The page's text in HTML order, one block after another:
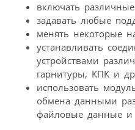
включать
задавать любые
менять некоторые
устанавливать
устройствами
гарнитуры, КПК и
использовать
обмена данными
файловые данные и